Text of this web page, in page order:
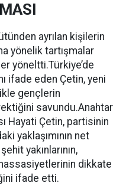
ayrılan kişilerin
yönelik tartışmalar
yöneltti.Türkiye’de
ifade eden Çetin, yeni
gençlerin
savundu.Anahtar
Hayati Çetin, partisinin
yaklaşımının net
yakınlarının,
dikkate
ifade etti.